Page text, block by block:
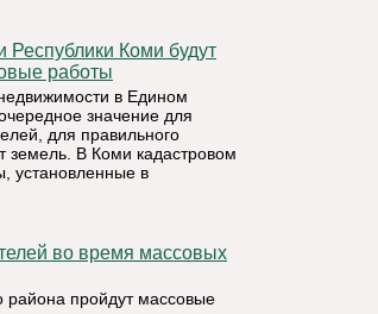
работы
в Едином
значение для
для правильного
земель. В Коми кадастровом
установленные в
района пройдут массовые